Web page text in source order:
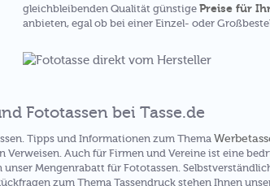
gleichbleibenden Qualität günstige Preise für
anbieten, egal ob bei einer Einzel- oder
Fototassen bei Tasse.de
Tipps und Informationen zum Thema
Auch für Firmen und Vereine ist eine
Mengenrabatt für Fototassen.
zum Thema Tassendruck stehen Ihnen